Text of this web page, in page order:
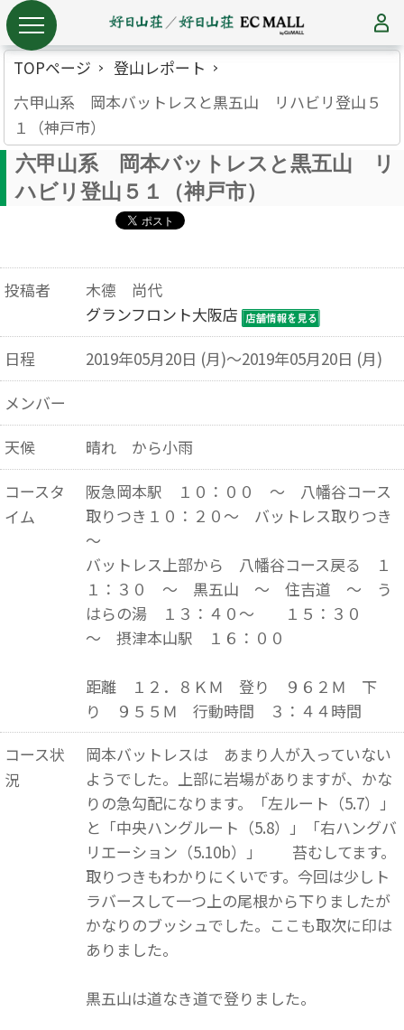
TOPページ
登山レポート
六甲山系 岡本バットレスと黒五山 リハビリ登山５
１（神戸市）
六甲山系 岡本バットレスと黒五山 リ
ハビリ登山５１（神戸市）
投稿者
木德 尚代
グランフロント大阪店
日程
2019年05月20日 (月)～2019年05月20日 (月)
メンバー
天候
晴れ から小雨
コースタ
イム
阪急岡本駅 １０：００ ～ 八幡谷コース
取りつき１０：２０～ バットレス取りつき
～
バットレス上部から 八幡谷コース戻る １
１：３０ ～ 黒五山 ～ 住吉道 ～ う
はらの湯 １３：４０～ １５：３０
～ 摂津本山駅 １６：００
距離 １２．８ＫＭ 登り ９６２Ｍ 下
り ９５５Ｍ 行動時間 ３：４４時間
コース状
況
岡本バットレスは あまり人が入っていない
ようでした。上部に岩場がありますが、かな
りの急勾配になります。「左ルート（5.7）」
と「中央ハングルート（5.8）」「右ハングバ
リエーション（5.10b）」 苔むしてます。
取りつきもわかりにくいです。今回は少しト
ラバースして一つ上の尾根から下りましたが
かなりのブッシュでした。ここも取次に印は
ありました。
黒五山は道なき道で登りました。